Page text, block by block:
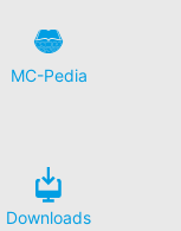
MC-Pedia
Downloads